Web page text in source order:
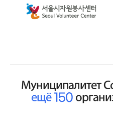
Муниципалитет
ещё 150